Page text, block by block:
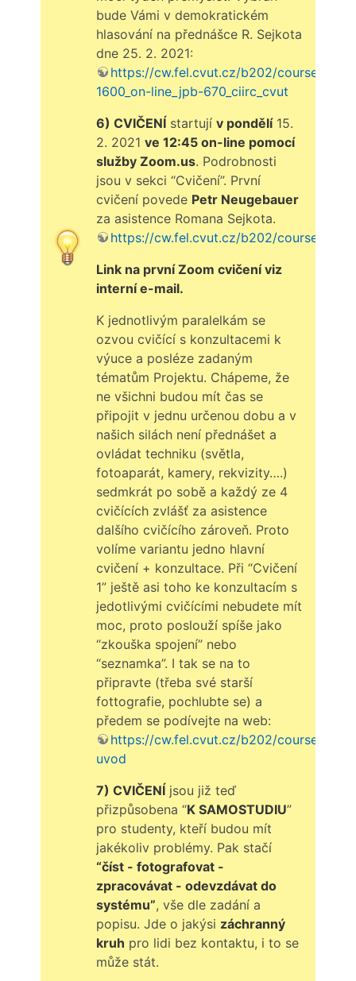
bude Vámi v demokratickém
hlasování na přednášce R. Sejkota
dne 25. 2. 2021:
https://cw.fel.cvut.cz/b202/courses/
1600_on-line_jpb-670_ciirc_cvut
6) CVIČENÍ startujív pondělí15.
2. 2021ve 12:45 on-line pomocí
služby Zoom.us. Podrobnosti
jsou v sekci “Cvičení”. První
cvičení povede Petr Neugebauer
za asistence Romana Sejkota.
https://cw.fel.cvut.cz/b202/courses/
Link na první Zoom cvičení viz
interní e-mail.
K jednotlivým paralelkám se
ozvou cvičící s konzultacemi k
výuce a posléze zadaným
tématům Projektu. Chápeme, že
ne všichni budou mít čas se
připojit v jednu určenou dobu a v
našich silách není přednášet a
ovládat techniku (světla,
fotoaparát, kamery, rekvizity….)
sedmkrát po sobě a každý ze 4
cvičících zvlášť za asistence
dalšího cvičícího zároveň. Proto
volíme variantu jedno hlavní
cvičení + konzultace. Při “Cvičení
1” ještě asi toho ke konzultacím s
jedotlivými cvičícími nebudete mít
moc, proto poslouží spíše jako
“zkouška spojení” nebo
“seznamka”. I tak se na to
připravte (třeba své starší
fottografie, pochlubte se) a
předem se podívejte na web:
https://cw.fel.cvut.cz/b202/courses/
uvod
7) CVIČENÍ jsou již teď
přizpůsobena “K SAMOSTUDIU”
pro studenty, kteří budou mít
jakékoliv problémy. Pak stačí
“číst - fotografovat -
zpracovávat - odevzdávat do
systému”, vše dle zadání a
popisu. Jde o jakýsi záchranný
kruh pro lidi bez kontaktu, i to se
může stát.